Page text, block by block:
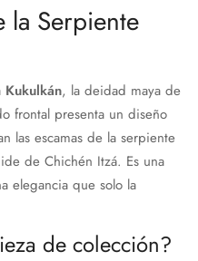
la Serpiente
Kukulkán, la deidad maya de
frontal presenta un diseño
las escamas de la serpiente
de Chichén Itzá. Es una
elegancia que solo la
de colección?